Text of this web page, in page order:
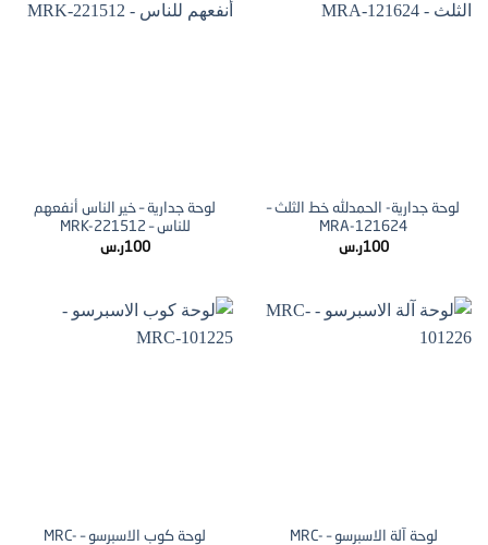
لوحة جدارية- الحمدلله خط الثلث –
MRA-121624
100ر.س
لوحة جدارية – خير الناس أنفعهم
للناس – MRK-221512
100ر.س
لوحة آلة الاسبرسو – MRC-
لوحة كوب الاسبرسو – MRC-